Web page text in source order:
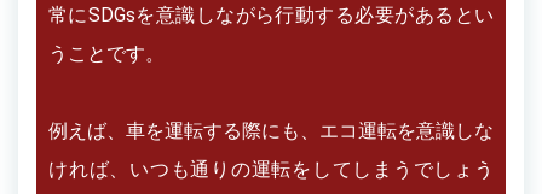
常にSDGsを意識しながら行動する必要があるとい
うことです。
例えば、車を運転する際にも、エコ運転を意識しな
ければ、いつも通りの運転をしてしまうでしょう